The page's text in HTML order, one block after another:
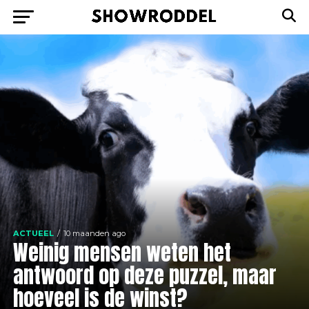
ACTUEEL 10 maanden ago
Weinig mensen weten het
antwoord op deze puzzel, maar
hoeveel is de winst?